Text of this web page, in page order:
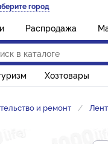
город
Распродажа
Хозтовары
и ремонт